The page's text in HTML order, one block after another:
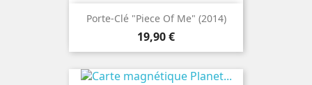
Porte-Clé "Piece Of Me" (2014)
Prix
19,90 €